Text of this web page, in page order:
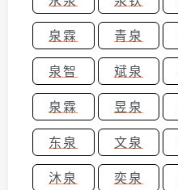
泉霖
青泉
泉智
斌泉
泉霖
昱泉
东泉
文泉
沐泉
奕泉